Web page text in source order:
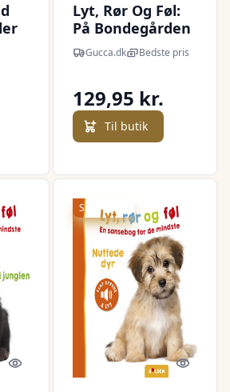
Lyt, Rør Og Føl:
På Bondegården
- Bolden - Bog
Gucca.dk Bedste pris
129,95 kr.
Til butik
Quick look
Spar -18 kr.
Quick